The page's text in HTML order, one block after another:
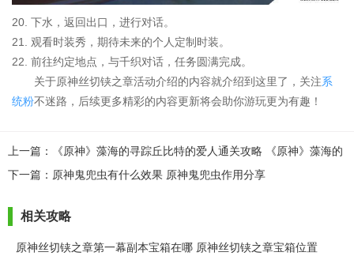
20. 下水，返回出口，进行对话。
21. 观看时装秀，期待未来的个人定制时装。
22. 前往约定地点，与千织对话，任务圆满完成。
关于原神丝切铗之章活动介绍的内容就介绍到这里了，关注系
统粉不迷路，后续更多精彩的内容更新将会助你游玩更为有趣！
上一篇：《原神》藻海的寻踪丘比特的爱人通关攻略 《原神》藻海的
寻踪丘比特的爱人任务完成步骤流程
下一篇：原神鬼兜虫有什么效果 原神鬼兜虫作用分享
相关攻略
原神丝切铗之章第一幕副本宝箱在哪 原神丝切铗之章宝箱位置